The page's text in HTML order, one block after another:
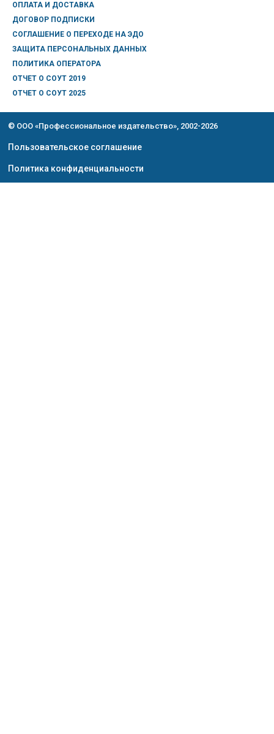
ОПЛАТА И ДОСТАВКА
ДОГОВОР ПОДПИСКИ
СОГЛАШЕНИЕ О ПЕРЕХОДЕ НА ЭДО
ЗАЩИТА ПЕРСОНАЛЬНЫХ ДАННЫХ
ПОЛИТИКА ОПЕРАТОРА
ОТЧЕТ О СОУТ 2019
ОТЧЕТ О СОУТ 2025
© ООО «Профессиональное издательство», 2002-2026
Пользовательское соглашение
Политика конфиденциальности